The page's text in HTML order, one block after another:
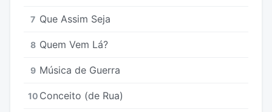
7 Que Assim Seja
8 Quem Vem Lá?
9 Música de Guerra
10 Conceito (de Rua)